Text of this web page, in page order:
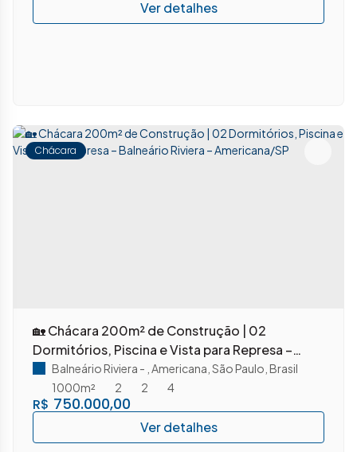
Chácara
🏡 Chácara 200m² de Construção | 02
Dormitórios, Piscina e Vista para Represa –
Balneário Riviera – Americana/SP
R$ 750.000,00
Balneário Riviera Americana São Paulo Brasil
2
2
1000m² 4